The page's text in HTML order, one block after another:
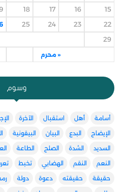
« محرم
15
16
17
18
22
23
24
25
29
وسوم
أسامة أهل استقبال الآخرة
الإيضاح البدع البيان البيقونية
السديد الشدة الصلح الطاعة
النعم النقم الهضابي تخبط
حقيقة حقيقته دعوة دولة